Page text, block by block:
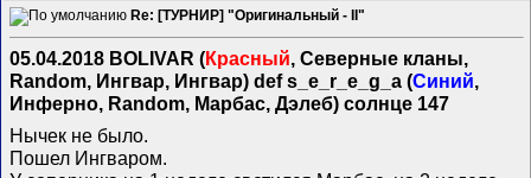
Re: [ТУРНИР] "Оригинальный - II"
05.04.2018 BOLIVAR (Красный, Северные кланы,
Random, Ингвар, Ингвар) def s_e_r_e_g_a (Синий,
Инферно, Random, Марбас, Дэлеб) солнце 147
Нычек не было.
Пошел Ингваром.